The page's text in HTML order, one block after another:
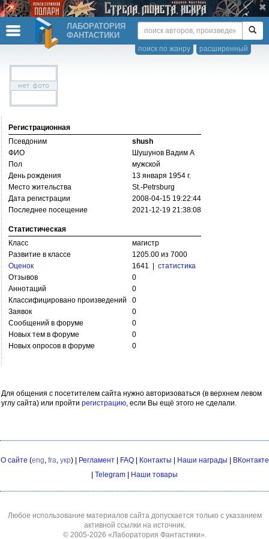
ЛАБОРАТОРИЯ
ФАНТАСТИКИ
расширенный
поиск по жанру
Регистрационная
Псевдоним
shush
ФИО
Шушунов Вадим А
Пол
мужской
День рождения
13 января 1954 г.
Место жительства
St.-Petrsburg
Дата регистрации
2008-04-15 19:22:44
Последнее посещение
2021-12-19 21:38:08
Статистическая
Класс
магистр
Развитие в классе
1205.00 из 7000
Оценок
1641 | статистика
Отзывов
0
Аннотаций
0
Классифицировано произведений
0
Заявок
0
Сообщений в форуме
0
Новых тем в форуме
0
Новых опросов в форуме
0
Для общения с посетителем сайта нужно авторизоваться (в верхнем левом
углу сайта) или пройти регистрацию, если Вы ещё этого не сделали.
О сайте (eng, fra, укр) | Регламент| FAQ| Контакты Наши награды
ВКонтакте
Telegram Наши товары
Любое использование материалов сайта допускается только с указанием
активной ссылки на источник.
© 2005-2026 «Лаборатория Фантастики».